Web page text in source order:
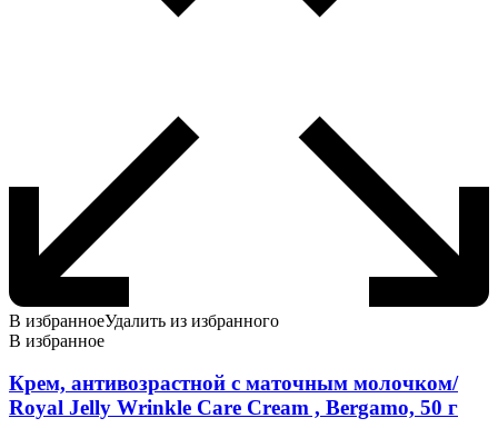
В избранноеУдалить из избранного
В избранное
Крем, антивозрастной с маточным молочком/
Royal Jelly Wrinkle Care Cream , Bergamo, 50 г